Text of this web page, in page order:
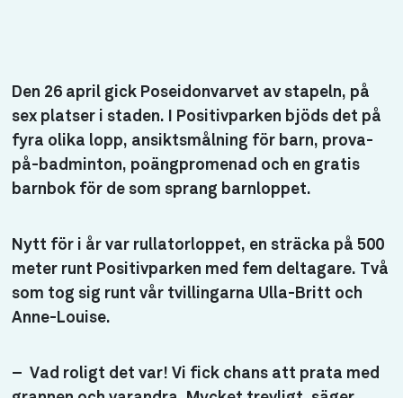
Den 26 april gick Poseidonvarvet av stapeln, på
sex platser i staden. I Positivparken bjöds det på
fyra olika lopp, ansiktsmålning för barn, prova-
på-badminton, poängpromenad och en gratis
barnbok för de som sprang barnloppet.
Nytt för i år var rullatorloppet, en sträcka på 500
meter runt Positivparken med fem deltagare. Två
som tog sig runt vår tvillingarna Ulla-Britt och
Anne-Louise.
– Vad roligt det var! Vi fick chans att prata med